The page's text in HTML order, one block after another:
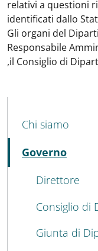
relativi a questioni
identificati dallo
Gli organi del
Responsabile
,il Consiglio di
MENU CEV
Chi siamo
Governo
Attivo
Direttore
Consiglio di
Giunta di